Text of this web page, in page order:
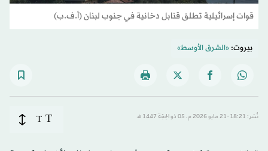
قوات إسرائيلية تطلق قنابل دخانية في جنوب لبنان (أ.ف.ب)
بيروت:«الشرق الأوسط»
نُشر: 18:21-21 مايو 2026 م ـ 05 ذو الحِجّة 1447 هـ T
T